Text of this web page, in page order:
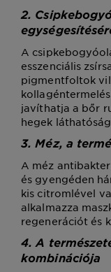
2.
A
esszenciális
pigmentfoltok
javíthatja a bőr
hegek
3. Méz, a
A méz
és gyengéden
kis citromlével
alkalmazza
regenerációt és
4. A
kombinációja